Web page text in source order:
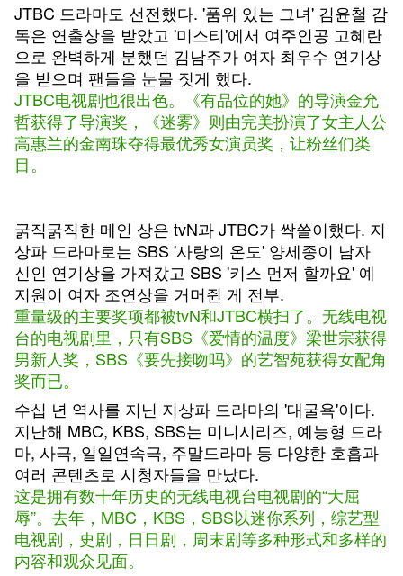
JTBC 드라마도 선전했다. '품위 있는 그녀' 김윤철 감
독은 연출상을 받았고 '미스티'에서 여주인공 고혜란
으로 완벽하게 분했던 김남주가 여자 최우수 연기상
을 받으며 팬들을 눈물 짓게 했다.
JTBC电视剧也很出色。《有品位的她》的导演金允
哲获得了导演奖，《迷雾》则由完美扮演了女主人公
高惠兰的金南珠夺得最优秀女演员奖，让粉丝们类
目。
굵직굵직한 메인 상은 tvN과 JTBC가 싹쓸이했다. 지
상파 드라마로는 SBS '사랑의 온도' 양세종이 남자
신인 연기상을 가져갔고 SBS '키스 먼저 할까요' 예
지원이 여자 조연상을 거머쥔 게 전부.
重量级的主要奖项都被tvN和JTBC横扫了。无线电视
台的电视剧里，只有SBS《爱情的温度》梁世宗获得
男新人奖，SBS《要先接吻吗》的艺智苑获得女配角
奖而已。
수십 년 역사를 지닌 지상파 드라마의 '대굴욕'이다.
지난해 MBC, KBS, SBS는 미니시리즈, 예능형 드라
마, 사극, 일일연속극, 주말드라마 등 다양한 호흡과
여러 콘텐츠로 시청자들을 만났다.
这是拥有数十年历史的无线电视台电视剧的“大屈
辱”。去年，MBC，KBS，SBS以迷你系列，综艺型
电视剧，史剧，日日剧，周末剧等多种形式和多样的
内容和观众见面。